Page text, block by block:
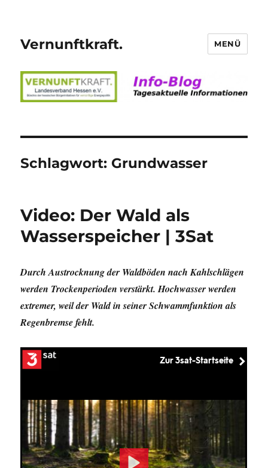
Vernunftkraft. MENÜ
Schlagwort: Grundwasser
Video: Der Wald als
Wasserspeicher | 3Sat
Durch Austrocknung der Waldböden nach Kahlschlägen
werden Trockenperioden verstärkt. Hochwasser werden
extremer, weil der Wald in seiner Schwammfunktion als
Regenbremse fehlt.